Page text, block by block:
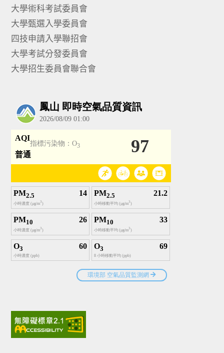
大學術科考試委員會
大學甄選入學委員會
四技申請入學聯招會
大學考試分發委員會
大學招生委員會聯合會